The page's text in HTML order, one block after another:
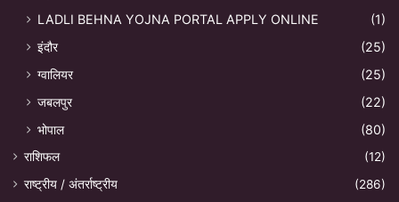
LADLI BEHNA YOJNA PORTAL APPLY ONLINE
(1)
इंदौर
(25)
ग्वालियर
(25)
जबलपुर
(22)
भोपाल
(80)
राशिफल
(12)
राष्ट्रीय / अंतर्राष्ट्रीय
(286)